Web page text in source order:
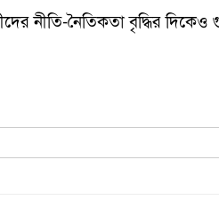
নীতি-নৈতিকতা বৃদ্ধির দিকেও